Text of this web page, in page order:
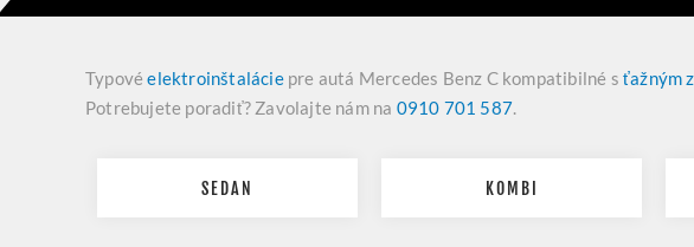
Typovéelektroinštaláciepre autá Mercedes Benz C kompatibilné sťažným
Potrebujete poradiť? Zavolajte nám na 0910 701 587.
SEDAN KOMBI